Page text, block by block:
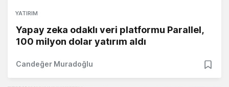
YATIRIM
Yapay zeka odaklı veri platformu Parallel,
100 milyon dolar yatırım aldı
Candeğer Muradoğlu